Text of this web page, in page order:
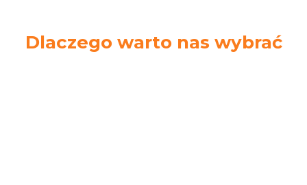
Dlaczego warto nas wybrać